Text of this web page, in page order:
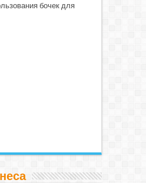
бочек для